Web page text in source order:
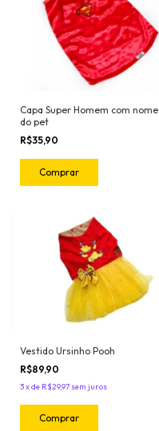
Capa Super Homem com nome
do pet
R$35,90
Comprar
Vestido Ursinho Pooh
R$89,90
3xde R$29,97 sem juros
Comprar